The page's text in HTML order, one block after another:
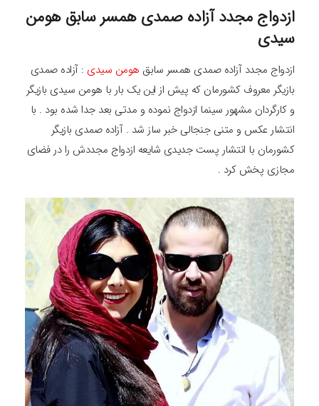
ازدواج مجدد آزاده صمدی همسر سابق هومن
سیدی
ازدواج مجدد آزاده صمدی همسر سابق هومن سیدی : آزاده صمدی
بازیگر معروف کشورمان که پیش از این یک بار با هومن سیدی بازیگر
و کارگردان مشهور سینما ازدواج نموده و مدتی بعد جدا شده بود . با
انتشار عکس و متنی جنجالی خبر ساز شد . آزاده صمدی بازیگر
کشورمان با انتشار پست جدیدی شایعه ازدواج مجددش را در فضای
مجازی پخش کرد .